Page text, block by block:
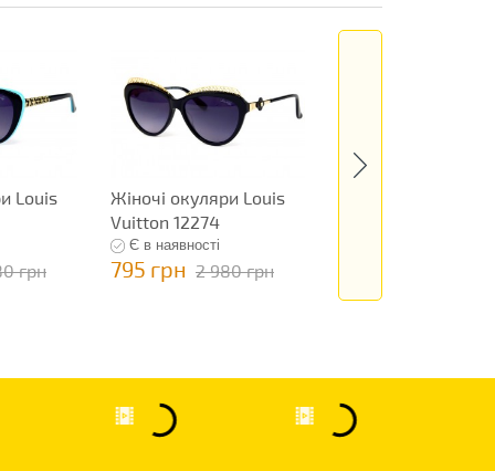
Louis
грн
Жіночі окуляри Louis
Vuitton 12274
Є в наявності
795 грн 2 980 грн